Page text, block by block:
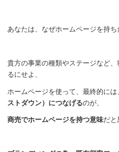
あなたは、なぜホームページを持
貴方の事業の種類やステージなど
るにせよ、
ホームページを使って、最終的には、
ストダウン）につなげるのが、
商売でホームページを持つ意味だと